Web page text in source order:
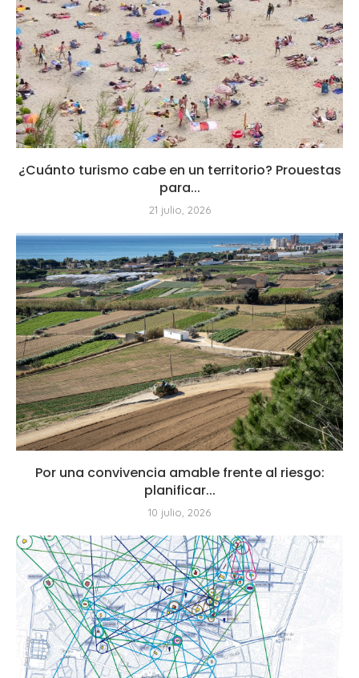
¿Cuánto turismo cabe en un territorio? Prouestas
para...
21 julio, 2026
Por una convivencia amable frente al riesgo:
planificar...
10 julio, 2026